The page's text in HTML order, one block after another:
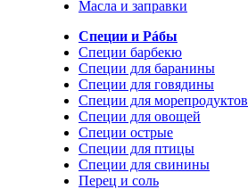
Масла и заправки
Специи и Рáбы
Специи барбекю
Специи для баранины
Специи для говядины
Специи для морепродуктов
Специи для овощей
Специи острые
Специи для птицы
Специи для свинины
Перец и соль